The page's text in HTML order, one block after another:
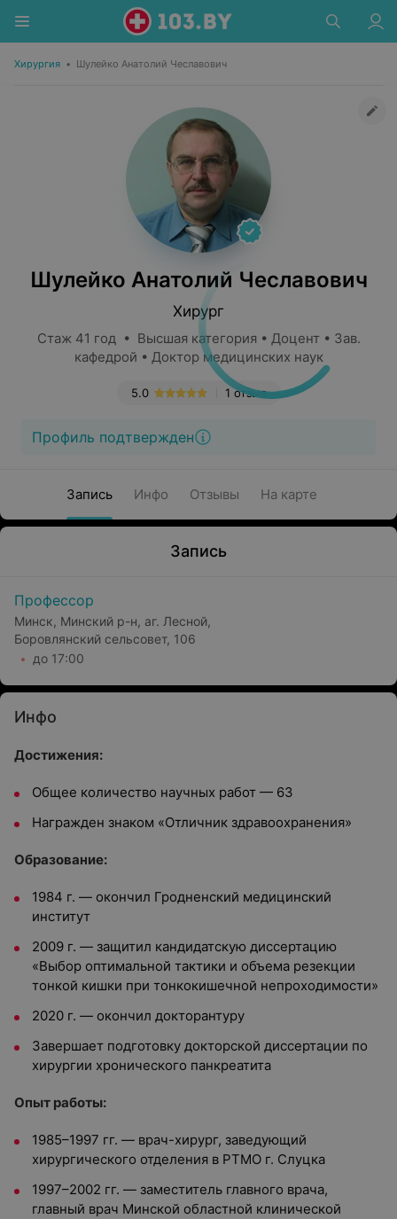
Хирургия • Шулейко Анатолий Чеславович
Шулейко Анатолий Чеславович
Хирург
Стаж 41 год • Высшая категория • Доцент • Зав.
кафедрой • Доктор медицинских наук
1 отзыв
5.0
Профиль подтвержден
Запись Инфо Отзывы На карте
Запись
Профессор
Минск, Минский р-н, аг. Лесной,
Боровлянский сельсовет, 106
до 17:00
Инфо
Достижения:
Общее количество научных работ — 63
Награжден знаком «Отличник здравоохранения»
Образование:
1984 г. — окончил Гродненский медицинский
институт
2009 г. — защитил кандидатскую диссертацию
«Выбор оптимальной тактики и объема резекции
тонкой кишки при тонкокишечной непроходимости»
2020 г. — окончил докторантуру
Завершает подготовку докторской диссертации по
хирургии хронического панкреатита
Опыт работы:
1985–1997 гг. — врач-хирург, заведующий
хирургического отделения в РТМО г. Слуцка
1997–2002 гг. — заместитель главного врача,
главный врач Минской областной клинической